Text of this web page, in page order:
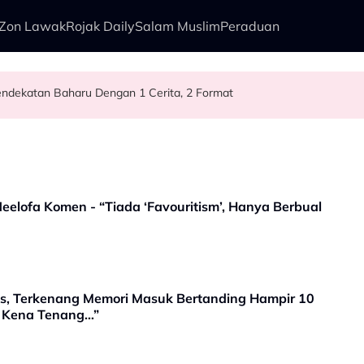
LawakRojak DailySalam MuslimPeraduan
Luah Kebimbangan Isu Keselamatan Perlawanan Bola Sepak
Baharu Dengan 1 Cerita, 2 Format
Sehari Sekali, Zarif Ghazzi Turun 21KG Demi Kudrat 1968
Lafaz Cerai Terpaksa Ditangguh
Komen - “Tiada ‘Favouritism’, Hanya Berbual
Terkenang Memori Masuk Bertanding Hampir 10
Tenang…”